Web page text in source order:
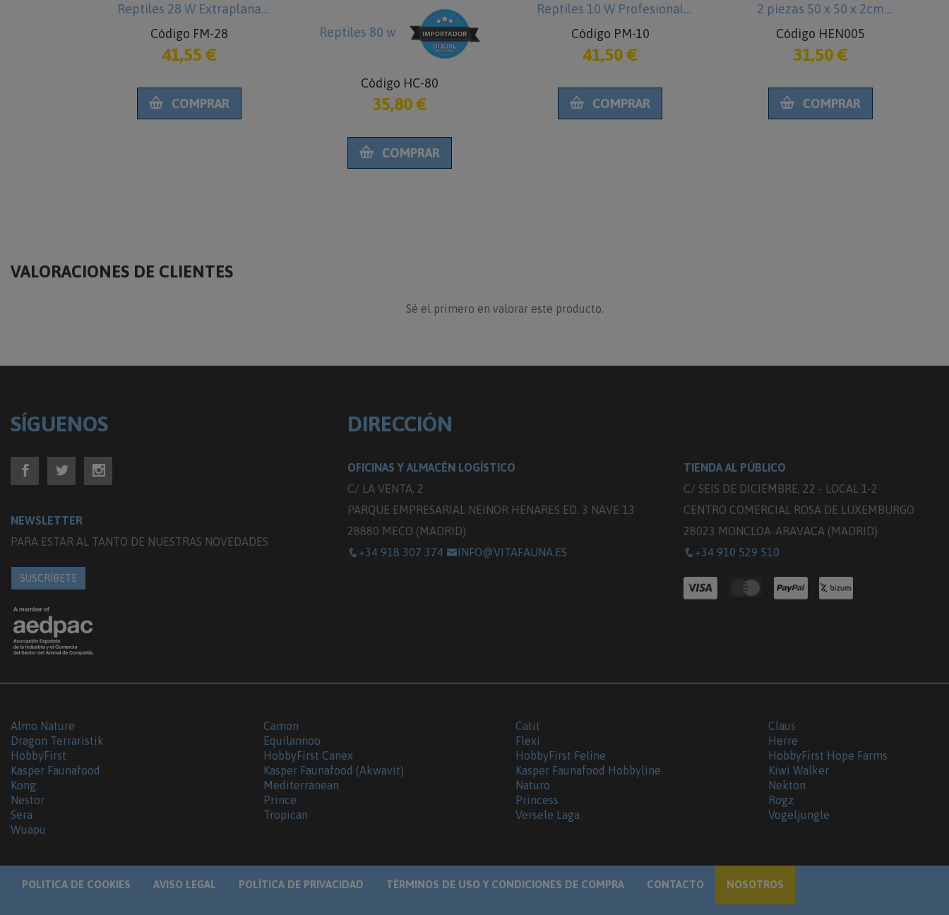
Reptiles 28 W Extraplana
Código FM-28
41,55 €
COMPRAR
Reptiles 80 w
Código HC-80
35,80 €
COMPRAR
Reptiles 10 W Profesional
Código PM-10
41,50 €
COMPRAR
2 piezas 50 x 50 x 2cm
Código HEN005
31,50 €
COMPRAR
VALORACIONES DE CLIENTES
Sé el primero en valorar este producto.
SÍGUENOS
NEWSLETTER
PARA ESTAR AL TANTO DE NUESTRAS NOVEDADES
SUSCRÍBETE
DIRECCIÓN
OFICINAS Y ALMACÉN LOGÍSTICO
C/ LA VENTA, 2
PARQUE EMPRESARIAL NEINOR HENARES ED. 3 NAVE 13
28880 MECO (MADRID)
+34 918 307 374
INFO@VITAFAUNA.ES
TIENDA AL PÚBLICO
C/ SEIS DE DICIEMBRE, 22 - LOCAL 1-2
CENTRO COMERCIAL ROSA DE LUXEMBURGO
28023 MONCLOA-ARAVACA (MADRID)
+34 910 529 510
Almo Nature Camon Catit
Claus
Dragon Terraristik
Equilannoo Flexi
Herre
HobbyFirst
HobbyFirst Canex HobbyFirst Feline
HobbyFirst Hope Farms
Kasper Faunafood
Kasper Faunafood (Akwavit) Kasper Faunafood Hobbyline
Kiwi Walker
Kong
Mediterranean Naturo
Nekton
Nestor
Prince Princess
Rogz
Sera
Tropican Versele Laga
Vogeljungle
Wuapu
POLITICA DE COOKIES AVISO LEGAL POLÍTICA DE PRIVACIDAD TÉRMINOS DE USO Y CONDICIONES DE COMPRA CONTACTO NOSOTROS